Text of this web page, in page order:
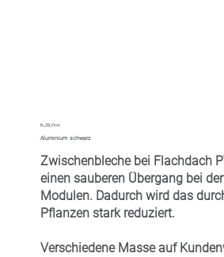
lb_ZB_First
Aluminium schwarz
Zwischenbleche bei Flachdach
einen sauberen Übergang bei
Modulen. Dadurch wird das
Pflanzen stark reduziert.
Verschiedene Masse auf